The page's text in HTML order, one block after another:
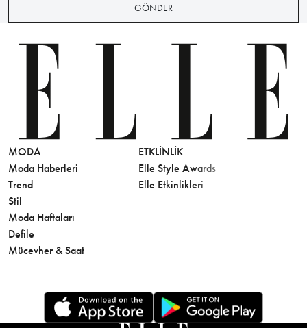
GÖNDER
MODA
Moda Haberleri
Trend
Stil
Moda Haftaları
Defile
Mücevher & Saat
ETKLINLIK
Elle Style Awards
Elle Etkinlikleri